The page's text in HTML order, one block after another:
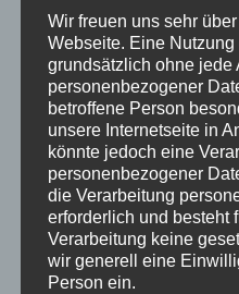
Wir freuen uns sehr
Webseite. Eine
grundsätzlich ohne jede
personenbezogener
betroffene Person
unsere Internetseite in
könnte jedoch eine
personenbezogener
die Verarbeitung
erforderlich und besteht
Verarbeitung keine
wir generell eine
Person ein.